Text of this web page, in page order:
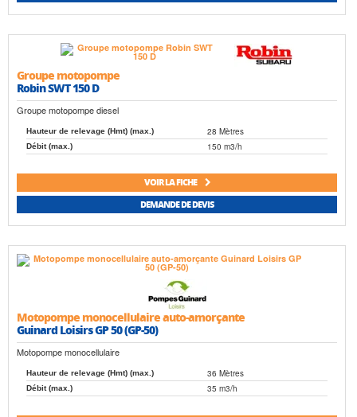
Groupe motopompe
Robin SWT 150 D
Groupe motopompe diesel
Hauteur de relevage (Hmt) (max.) 28 Mètres
Débit (max.) 150 m3/h
VOIR LA FICHE
DEMANDE DE DEVIS
Motopompe monocellulaire auto-amorçante
Guinard Loisirs GP 50 (GP-50)
Motopompe monocellulaire
Hauteur de relevage (Hmt) (max.) 36 Mètres
Débit (max.) 35 m3/h